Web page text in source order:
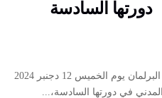
دورتها السادسة
نظمت الوزارة المكلفة بالعلاقات مع البرلمان يوم الخميس 12 دجنبر 2024
في دورتها السادسة،...